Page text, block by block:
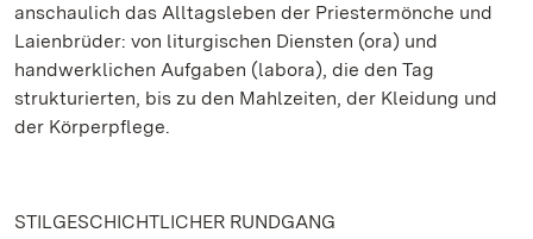
anschaulich das Alltagsleben der Priestermönche und
Laienbrüder: von liturgischen Diensten (ora) und
handwerklichen Aufgaben (labora), die den Tag
strukturierten, bis zu den Mahlzeiten, der Kleidung und
der Körperpflege.
STILGESCHICHTLICHER RUNDGANG